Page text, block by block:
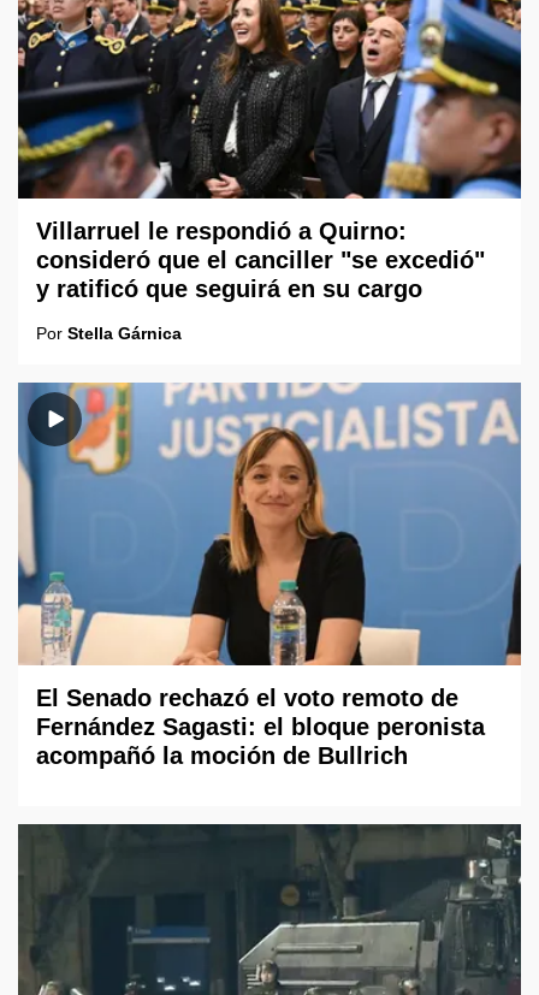
Villarruel le respondió a Quirno:
consideró que el canciller "se excedió"
y ratificó que seguirá en su cargo
Por Stella Gárnica
El Senado rechazó el voto remoto de
Fernández Sagasti: el bloque peronista
acompañó la moción de Bullrich